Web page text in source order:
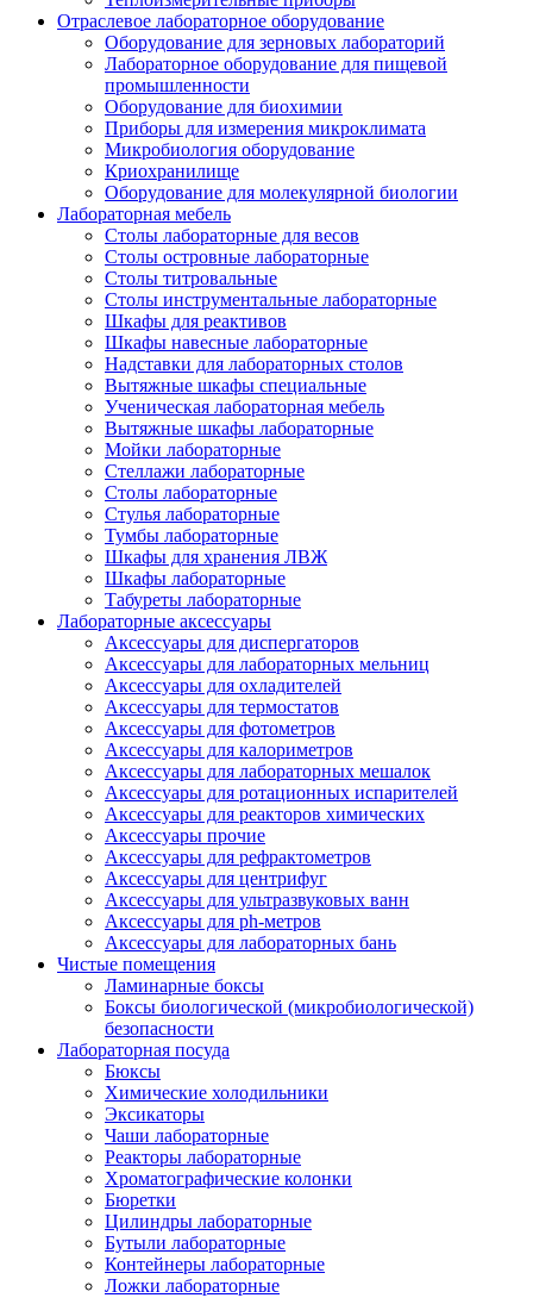
Отраслевое лабораторное оборудование
Оборудование для зерновых лабораторий
Лабораторное оборудование для пищевой
промышленности
Оборудование для биохимии
Приборы для измерения микроклимата
Микробиология оборудование
Криохранилище
Оборудование для молекулярной биологии
Лабораторная мебель
Столы лабораторные для весов
Столы островные лабораторные
Столы титровальные
Столы инструментальные лабораторные
Шкафы для реактивов
Шкафы навесные лабораторные
Надставки для лабораторных столов
Вытяжные шкафы специальные
Ученическая лабораторная мебель
Вытяжные шкафы лабораторные
Мойки лабораторные
Стеллажи лабораторные
Столы лабораторные
Стулья лабораторные
Тумбы лабораторные
Шкафы для хранения ЛВЖ
Шкафы лабораторные
Табуреты лабораторные
Лабораторные аксессуары
Аксессуары для диспергаторов
Аксессуары для лабораторных мельниц
Аксессуары для охладителей
Аксессуары для термостатов
Аксессуары для фотометров
Аксессуары для калориметров
Аксессуары для лабораторных мешалок
Аксессуары для ротационных испарителей
Аксессуары для реакторов химических
Аксессуары прочие
Аксессуары для рефрактометров
Аксессуары для центрифуг
Аксессуары для ультразвуковых ванн
Аксессуары для ph-метров
Аксессуары для лабораторных бань
Чистые помещения
Ламинарные боксы
Боксы биологической (микробиологической)
безопасности
Лабораторная посуда
Бюксы
Химические холодильники
Эксикаторы
Чаши лабораторные
Реакторы лабораторные
Хроматографические колонки
Бюретки
Цилиндры лабораторные
Бутыли лабораторные
Контейнеры лабораторные
Ложки лабораторные